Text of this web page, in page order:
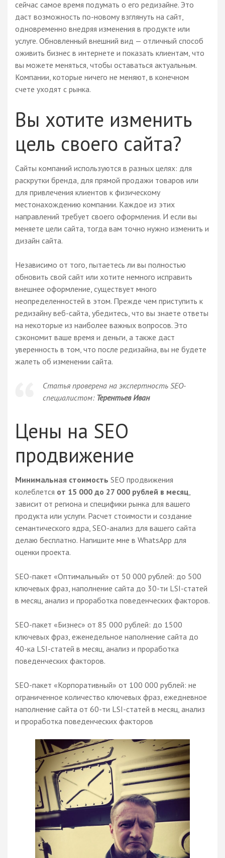
сейчас самое время подумать о его редизайне. Это
даст возможность по-новому взглянуть на сайт,
одновременно внедряя изменения в продукте или
услуге. Обновленный внешний вид — отличный способ
оживить бизнес в интернете и показать клиентам, что
вы можете меняться, чтобы оставаться актуальным.
Компании, которые ничего не меняют, в конечном
счете уходят с рынка.
Вы хотите изменить
цель своего сайта?
Сайты компаний используются в разных целях: для
раскрутки бренда, для прямой продажи товаров или
для привлечения клиентов к физическому
местонахождению компании. Каждое из этих
направлений требует своего оформления. И если вы
меняете цели сайта, тогда вам точно нужно изменить и
дизайн сайта.
Независимо от того, пытаетесь ли вы полностью
обновить свой сайт или хотите немного исправить
внешнее оформление, существует много
неопределенностей в этом. Прежде чем приступить к
редизайну веб-сайта, убедитесь, что вы знаете ответы
на некоторые из наиболее важных вопросов. Это
сэкономит ваше время и деньги, а также даст
уверенность в том, что после редизайна, вы не будете
жалеть об изменении сайта.
Статья проверена на экспертность SEO-
специалистом: Терентьев Иван
Цены на SEO
продвижение
Минимальная стоимость SEO продвижения
колеблется от 15 000 до 27 000 рублей в месяц
зависит от региона и специфики рынка для вашего
продукта или услуги. Расчет стоимости и создание
семантического ядра, SEO-анализ для вашего сайта
делаю бесплатно. Напишите мне в WhatsApp для
оценки проекта.
SEO-пакет «Оптимальный» от 50 000 рублей: до 500
ключевых фраз, наполнение сайта до 30-ти LSI-статей
в месяц, анализ и проработка поведенческих факторов.
SEO-пакет «Бизнес» от 85 000 рублей: до 1500
ключевых фраз, еженедельное наполнение сайта до
40-ка LSI-статей в месяц, анализ и проработка
поведенческих факторов.
SEO-пакет «Корпоративный» от 100 000 рублей: не
ограниченное количество ключевых фраз, ежедневное
наполнение сайта от 60-ти LSI-статей в месяц, анализ
и проработка поведенческих факторов